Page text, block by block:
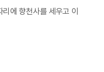
에 향천사를 세우고 이